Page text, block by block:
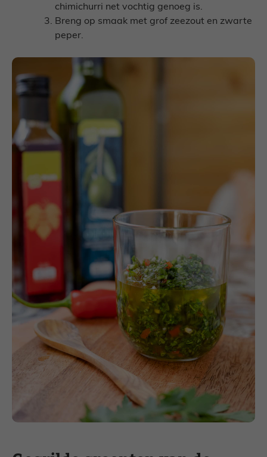
chimichurri net vochtig genoeg is.
Breng op smaak met grof zeezout en zwarte
peper.